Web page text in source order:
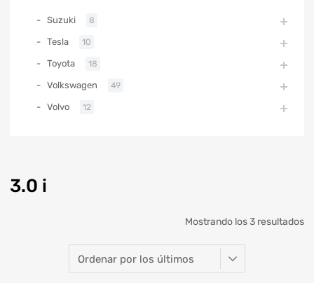
3.0 i
Mostrando los 3 resultados
Suzuki 8
Tesla 10
Toyota 18
Volkswagen 49
Volvo 12